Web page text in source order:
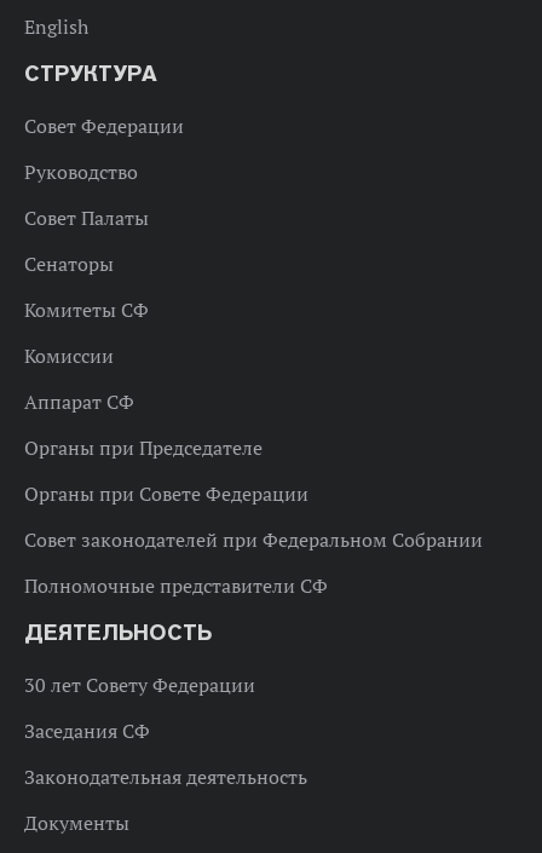
English
СТРУКТУРА
Совет Федерации
Руководство
Совет Палаты
Сенаторы
Комитеты СФ
Комиссии
Аппарат СФ
Органы при Председателе
Органы при Совете Федерации
Совет законодателей при Федеральном Собрании
Полномочные представители СФ
ДЕЯТЕЛЬНОСТЬ
30 лет Совету Федерации
Заседания СФ
Законодательная деятельность
Документы